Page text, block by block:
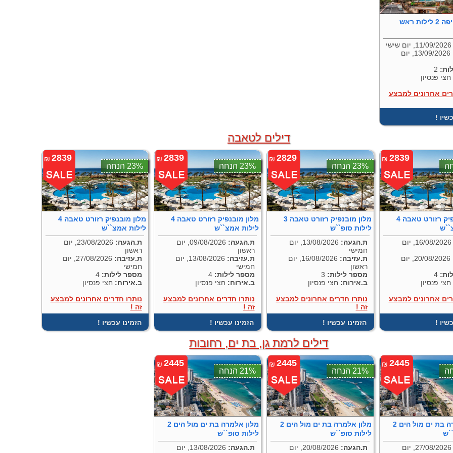
מלון נוף חיפה 2 לילות ראש
13/09/2026, יום
חצי פנסיון
אחרונים למבצע
דילים לטאבה
2839
₪
מלון מובנפיק רזורט טאבה 4
16/08/2026, יום
20/08/2026, יום
4
חצי פנסיון
אחרונים למבצע
2829
₪
23% הנחה
מלון מובנפיק רזורט טאבה 3
לילות סופ``ש
ת.הגעה:
13/08/2026, יום
חמישי
ת.עזיבה:
16/08/2026, יום
ראשון
מספר לילות:
ב.אירוח: חצי פנסיון
נותרו חדרים אחרונים למבצע
זה !
! הזמינו עכשיו
2839
₪
23% הנחה
מלון מובנפיק רזורט טאבה 4
לילות אמצ``ש
ת.הגעה:
09/08/2026, יום
ראשון
ת.עזיבה:
13/08/2026, יום
חמישי
מספר לילות: 4
ב.אירוח: חצי פנסיון
נותרו חדרים אחרונים למבצע
זה !
! הזמינו עכשיו
2839
₪
23% הנחה
מלון מובנפיק רזורט טאבה 4
לילות אמצ``ש
ת.הגעה:
23/08/2026, יום
ראשון
ת.עזיבה:
27/08/2026, יום
חמישי
מספר לילות: 4
ב.אירוח: חצי פנסיון
נותרו חדרים אחרונים למבצע
זה !
! הזמינו עכשיו
דילים לרמת גן, בת ים, רחובות
2445
₪
מלון אלמרה בת ים מול הים 2
27/08/2026, יום
2445
₪
21% הנחה
מלון אלמרה בת ים מול הים 2
לילות סופ``ש
ת.הגעה:
20/08/2026, יום
2445
₪
21% הנחה
מלון אלמרה בת ים מול הים 2
לילות סופ``ש
ת.הגעה:
13/08/2026, יום